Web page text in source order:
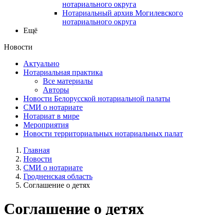
нотариального округа
Нотариальный архив Могилевского
нотариального округа
Ещё
Новости
Актуально
Нотариальная практика
Все материалы
Авторы
Новости Белорусской нотариальной палаты
СМИ о нотариате
Нотариат в мире
Мероприятия
Новости территориальных нотариальных палат
Главная
Новости
СМИ о нотариате
Гродненская область
Соглашение о детях
Соглашение о детях